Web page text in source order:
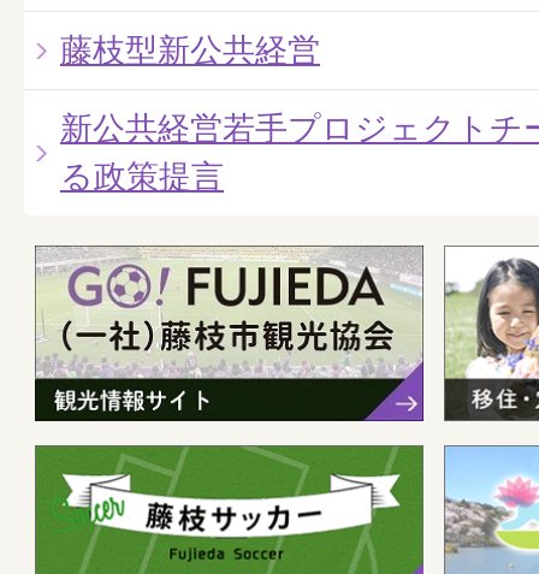
藤枝型新公共経営
新公共経営若手プロジェクトチ
る政策提言